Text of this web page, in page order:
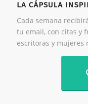
LA CÁPSULA
Cada semana
tu email, con citas y
escritoras y mujeres